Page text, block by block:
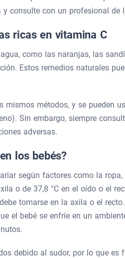
y consulte con un profesional de
ricas en vitamina C
como las naranjas, las
Estos remedios naturales
mismos métodos, y se pueden
Sin embargo, siempre
adversas.
los bebés?
según factores como la
o de 37,8 °C en el oído o el
tomarse en la axila o el
el bebé se enfríe en un
debido al sudor, por lo que